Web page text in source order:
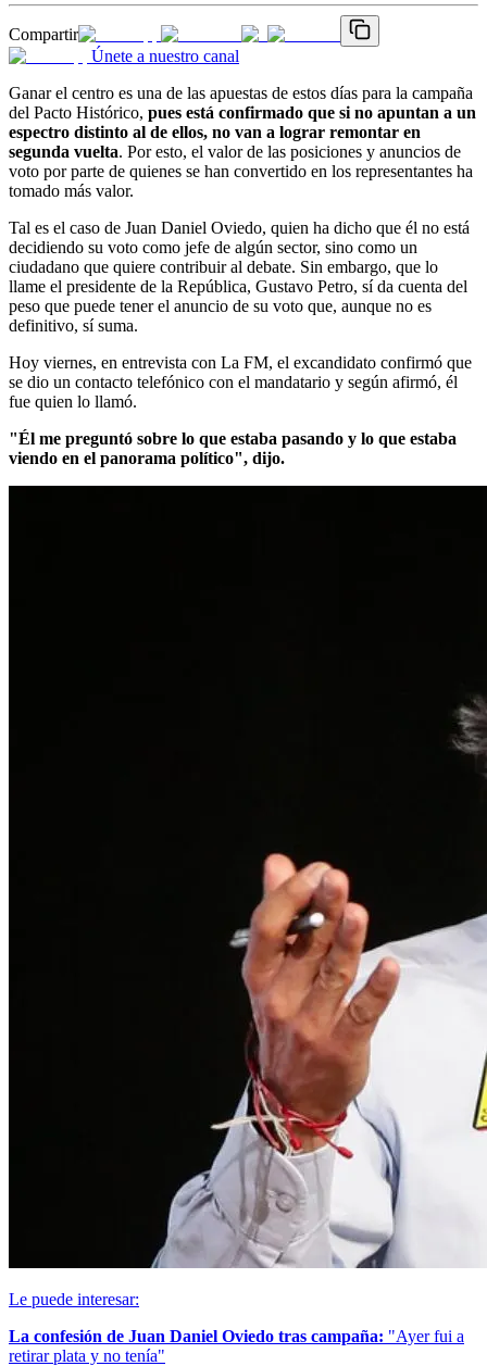
Compartir
Únete a nuestro canal
Ganar el centro es una de las apuestas de estos días para la campaña
del Pacto Histórico, pues está confirmado que si no apuntan a un
espectro distinto al de ellos, no van a lograr remontar en
segunda vuelta. Por esto, el valor de las posiciones y anuncios de
voto por parte de quienes se han convertido en los representantes ha
tomado más valor.
Tal es el caso de Juan Daniel Oviedo, quien ha dicho que él no está
decidiendo su voto como jefe de algún sector, sino como un
ciudadano que quiere contribuir al debate. Sin embargo, que lo
llame el presidente de la República, Gustavo Petro, sí da cuenta del
peso que puede tener el anuncio de su voto que, aunque no es
definitivo, sí suma.
Hoy viernes, en entrevista con La FM, el excandidato confirmó que
se dio un contacto telefónico con el mandatario y según afirmó, él
fue quien lo llamó.
"Él me preguntó sobre lo que estaba pasando y lo que estaba
viendo en el panorama político", dijo.
Le puede interesar:
La confesión de Juan Daniel Oviedo tras campaña: "Ayer fui a
retirar plata y no tenía"